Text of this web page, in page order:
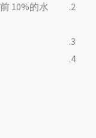
10%的水